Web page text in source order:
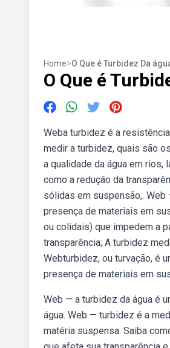
Home>O Que é Turbidez Da
O Que é
Weba turbidez é a
medir a turbidez, quais são
a qualidade da água em rios,
como a redução da
sólidas em suspensão,.
presença de materiais em
ou colidais) que impedem a
transparência; A turbidez
Webturbidez, ou turvação, é
presença de materiais em
Web — a turbidez da água é
água. Web — turbidez é a
matéria suspensa. Saiba